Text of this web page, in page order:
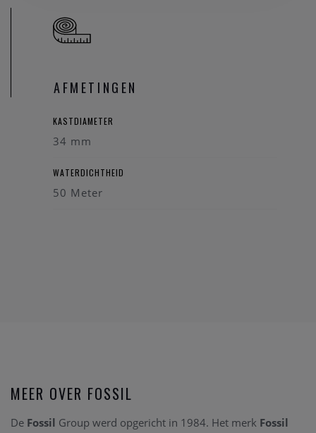
AFMETINGEN
KASTDIAMETER
34 mm
WATERDICHTHEID
50 Meter
MEER OVER FOSSIL
De Fossil Group werd opgericht in 1984. Het merk Fossil